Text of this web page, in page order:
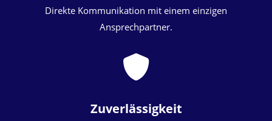
Direkte Kommunikation mit einem einzigen
Ansprechpartner.
Zuverlässigkeit